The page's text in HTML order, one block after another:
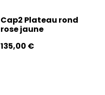
Cap2 Plateau rond
rose jaune
135,00 €